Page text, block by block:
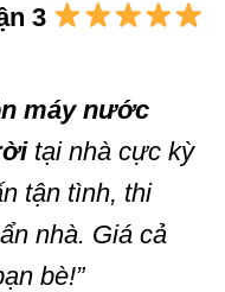
3
máy nước
tại nhà cực kỳ
tận tình, thi
nhà. Giá cả
bè!”